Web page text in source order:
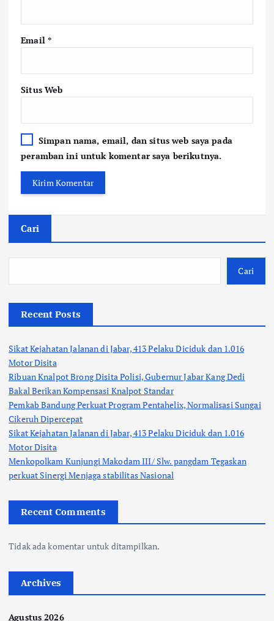
Email *
Situs Web
Simpan nama, email, dan situs web saya pada
peramban ini untuk komentar saya berikutnya.
Cari
Cari
Recent Posts
Sikat Kejahatan Jalanan di Jabar, 413 Pelaku Diciduk dan 1.016
Motor Disita
Ribuan Knalpot Brong Disita Polisi, Gubernur Jabar Kang Dedi
Bakal Berikan Kompensasi Knalpot Standar
Pemkab Bandung Perkuat Program Pentahelix, Normalisasi Sungai
Cikeruh Dipercepat
Sikat Kejahatan Jalanan di Jabar, 413 Pelaku Diciduk dan 1.016
Motor Disita
Menkopolkam Kunjungi Makodam III/ Slw. pangdam Tegaskan
perkuat Sinergi Menjaga stabilitas Nasional
Recent Comments
Tidak ada komentar untuk ditampilkan.
Archives
Agustus 2026